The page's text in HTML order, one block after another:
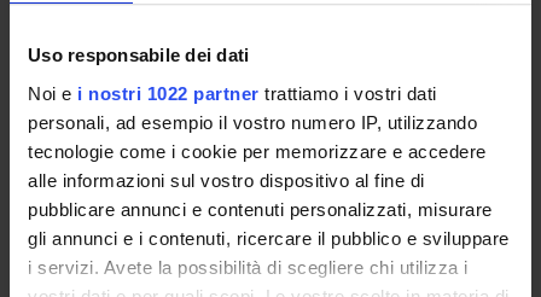
Uso responsabile dei dati
Noi e i nostri 1022 partner trattiamo i vostri dati
personali, ad esempio il vostro numero IP, utilizzando
tecnologie come i cookie per memorizzare e accedere
alle informazioni sul vostro dispositivo al fine di
pubblicare annunci e contenuti personalizzati, misurare
gli annunci e i contenuti, ricercare il pubblico e sviluppare
i servizi. Avete la possibilità di scegliere chi utilizza i
ORGANISATION
GOVERNANCE
DEPARTMENT ADMINISTRATION OFFICES